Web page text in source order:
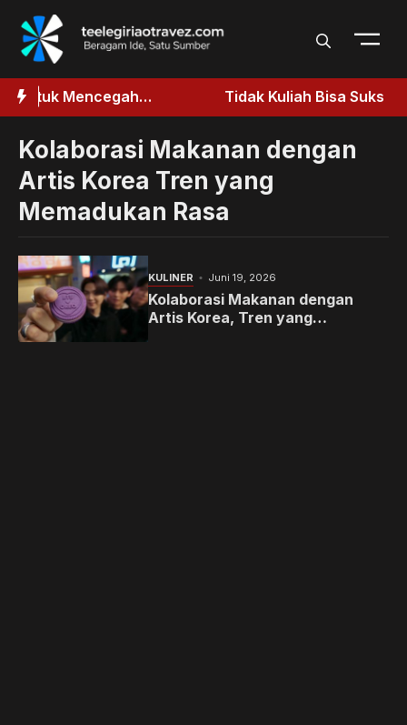
Langsung
Tidak Kuliah Bisa Sukses, Why Not?
Kolaborasi Makanan dengan
Artis Korea Tren yang
Memadukan Rasa
KULINER Juni 19, 2026
Kolaborasi Makanan dengan
Artis Korea, Tren yang